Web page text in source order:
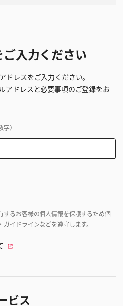
入力ください
ドレスをご入力ください。
アドレスと必要事項のご登録をお
字）
するお客様の個人情報を保護するため個
イドラインなどを遵守します。
ビス